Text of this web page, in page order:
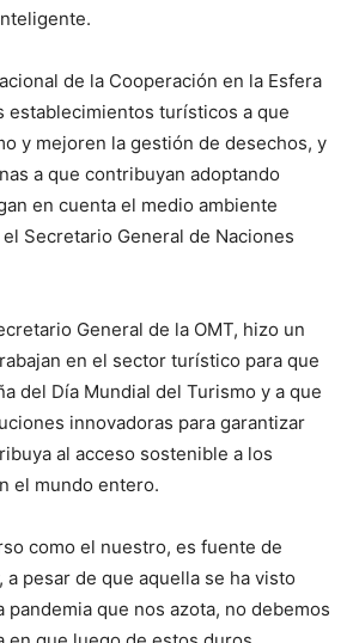
de la Cooperación en la Esfera
establecimientos turísticos a que
y mejoren la gestión de desechos, y
a que contribuyan adoptando
en cuenta el medio ambiente
Secretario General de Naciones
General de la OMT, hizo un
en el sector turístico para que
del Día Mundial del Turismo y a que
innovadoras para garantizar
al acceso sostenible a los
el mundo entero.
como el nuestro, es fuente de
pesar de que aquella se ha visto
pandemia que nos azota, no debemos